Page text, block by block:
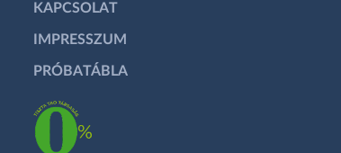
KAPCSOLAT
IMPRESSZUM
PRÓBATÁBLA